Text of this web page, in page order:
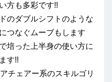
方も多彩です!!
のダブルシフトのような
つなぐムーブもします
培った上半身の使い方に
す!!
チェアー系のスキルゴリ